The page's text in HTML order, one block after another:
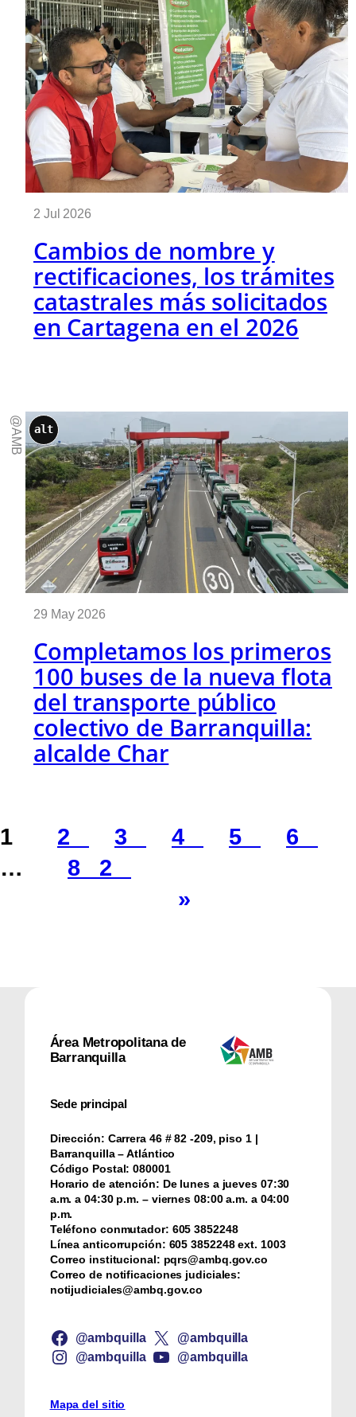
2 Jul 2026
Cambios de nombre y
rectificaciones, los trámites
catastrales más solicitados
en Cartagena en el 2026
@AMB alt
29 May 2026
Completamos los primeros
100 buses de la nueva flota
del transporte público
colectivo de Barranquilla:
alcalde Char
1 2 3 4 5
6
…
82
»
Área Metropolitana de
Barranquilla
Sede principal
Dirección: Carrera 46 # 82 -209, piso 1 |
Barranquilla – Atlántico
Código Postal: 080001
Horario de atención: De lunes a jueves 07:30
a.m. a 04:30 p.m. – viernes 08:00 a.m. a 04:00
p.m.
Teléfono conmutador: ‪605 3852248
Línea anticorrupción: ‪605 3852248 ext. 1003
Correo institucional: pqrs@ambq.gov.co
Correo de notificaciones judiciales:
notijudiciales@ambq.gov.co
@ambquilla
@ambquilla
@ambquilla
@ambquilla
Mapa del sitio